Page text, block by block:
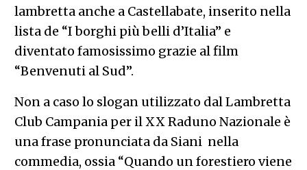
lambretta anche a Castellabate, inserito nella
lista de “I borghi più belli d’Italia” e
diventato famosissimo grazie al film
“Benvenuti al Sud”.
Non a caso lo slogan utilizzato dal Lambretta
Club Campania per il XX Raduno Nazionale è
una frase pronunciata da Siani nella
commedia, ossia “Quando un forestiero viene